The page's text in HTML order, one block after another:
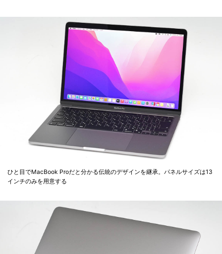
ひと目でMacBook Proだと分かる伝統のデザインを継承。パネルサイズは13
インチのみを用意する